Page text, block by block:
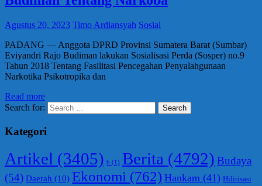
Agustus 20, 2023 Timo Ardiansyah Sosial
PADANG — Anggota DPRD Provinsi Sumatera Barat (Sumbar)
Eviyandri Rajo Budiman lakukan Sosialisasi Perda (Sosper) no.9
Tahun 2018 Tentang Fasilitasi Pencegahan Penyalahgunaan
Narkotika Psikotropika dan
Read more
Search for:
Search
Kategori
Artikel (3405) b (1) Berita (4792) Budaya
(54) Daerah (10) Ekonomi (762) Hankam (41) Hilirisasi